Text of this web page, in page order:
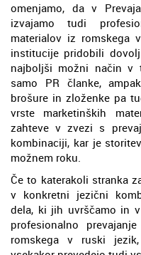
omenjamo, da v
izvajamo tudi
materialov iz romskega
institucije pridobili
najboljši možni način v
samo PR članke,
brošure in zloženke pa
vrste marketinških
zahteve v zvezi s
kombinaciji, kar je
možnem roku.
Če to katerakoli stranka
v konkretni jezični
dela, ki jih uvrščamo in
profesionalno
romskega v ruski